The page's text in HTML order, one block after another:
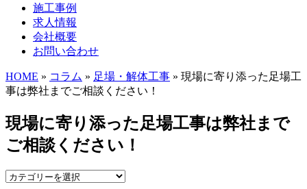
施工事例
求人情報
会社概要
お問い合わせ
HOME » コラム » 足場・解体工事 » 現場に寄り添った足場工
事は弊社までご相談ください！
現場に寄り添った足場工事は弊社まで
ご相談ください！